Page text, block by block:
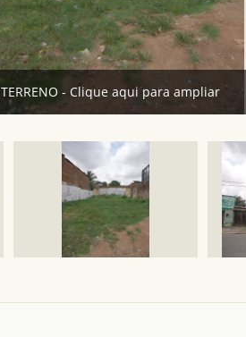
TERRENO - Clique aqui para ampliar